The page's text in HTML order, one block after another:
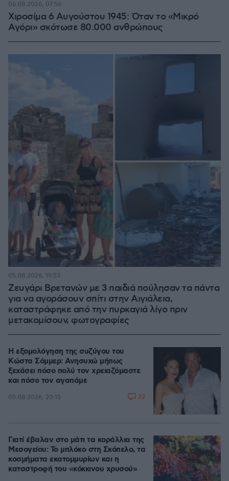
Χιροσίμα 6 Αυγούστου 1945: Όταν το «Μικρό
Αγόρι» σκότωσε 80.000 ανθρώπους
06.08.2026, 07:56
Ζευγάρι Βρετανών με 3 παιδιά πούλησαν τα πάντα
για να αγοράσουν σπίτι στην Αιγιάλεια,
καταστράφηκε από την πυρκαγιά λίγο πριν
μετακομίσουν, φωτογραφίες
05.08.2026, 19:53
Η εξομολόγηση της συζύγου του
Κώστα Σόμμερ: Ανησυχώ μήπως
ξεχάσει πόσο πολύ τον χρειαζόμαστε
και πόσο τον αγαπάμε
05.08.2026, 20:15 22
Γιατί έβαλαν στο μάτι τα κοράλλια της
Μεσογείου: Το μπλόκο στη Σκόπελο, τα
κοσμήματα εκατομμυρίων και η
καταστροφή του «κόκκινου χρυσού»